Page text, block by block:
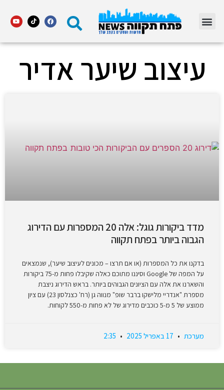
עיצוב שיער אדיר
מדד ביקורות גוגל: אלה 20 המספרות עם הדירוג
הגבוה ביותר בפתח תקווה
בדקנו את כל המספרות (או אם תרצו – מכונים לעיצוב שיער), שנמצאים
על המפה של Google וסיננו מתוכם כאלה שקיבלו פחות מ-75 ביקורות
והשארנו את אלה עם הציונים הגבוהים ביותר. בראש הדירוג ניצבת
מספרת "אנדריי מלישקו ברבר שופ" מנווה גן (רח' כצנלסון 23) עם ציון
ממוצע של 5 מ-5 כוכבים מדירוג של לא פחות מ-550 לקוחות.
מערכת